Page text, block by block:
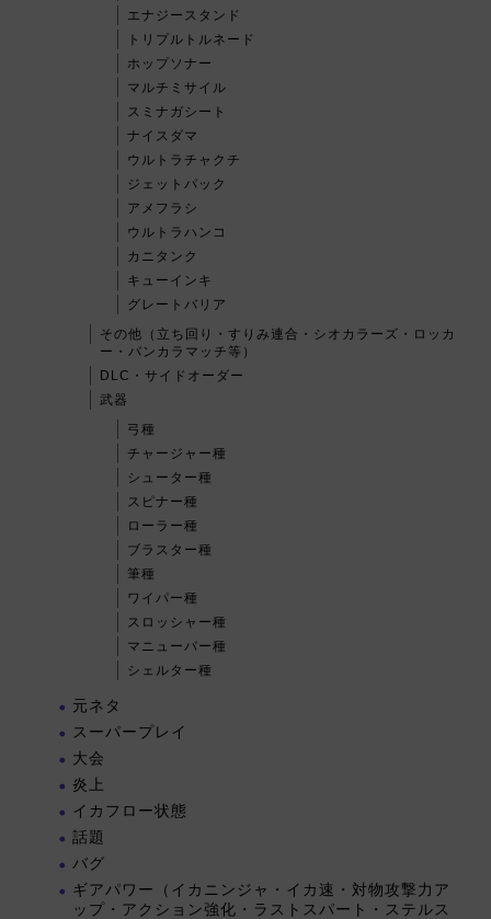
エナジースタンド
トリプルトルネード
ホップソナー
マルチミサイル
スミナガシート
ナイスダマ
ウルトラチャクチ
ジェットパック
アメフラシ
ウルトラハンコ
カニタンク
キューインキ
グレートバリア
その他（立ち回り・すりみ連合・シオカラーズ・ロッカ
ー・バンカラマッチ等）
DLC・サイドオーダー
武器
弓種
チャージャー種
シューター種
スピナー種
ローラー種
ブラスター種
筆種
ワイパー種
スロッシャー種
マニューバー種
シェルター種
元ネタ
スーパープレイ
大会
炎上
イカフロー状態
話題
バグ
ギアパワー（イカニンジャ・イカ速・対物攻撃力ア
ップ・アクション強化・ラストスパート・ステルス